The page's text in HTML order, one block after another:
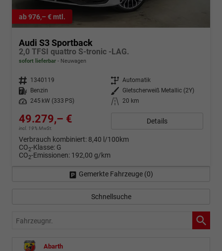
ab 976,– € mtl.
Audi S3 Sportback
2,0 TFSI quattro S-tronic -LAG.
sofort lieferbar Neuwagen
Fahrzeugnr. 1340119 Getriebe Automatik
Kraftstoff
Benzin Außenfarbe
Gletscherweiß Metallic (2Y)
Leistung
245 kW (333 PS) Kilometerstand 20 km
49.279,– €
incl. 19% MwSt.
Details
Verbrauch kombiniert: 8,40 l/100km
CO2-Klasse: G
CO2-Emissionen: 192,00 g/km
Gemerkte Fahrzeuge (0)
Schnellsuche
Fahrzeugnr.
Abarth